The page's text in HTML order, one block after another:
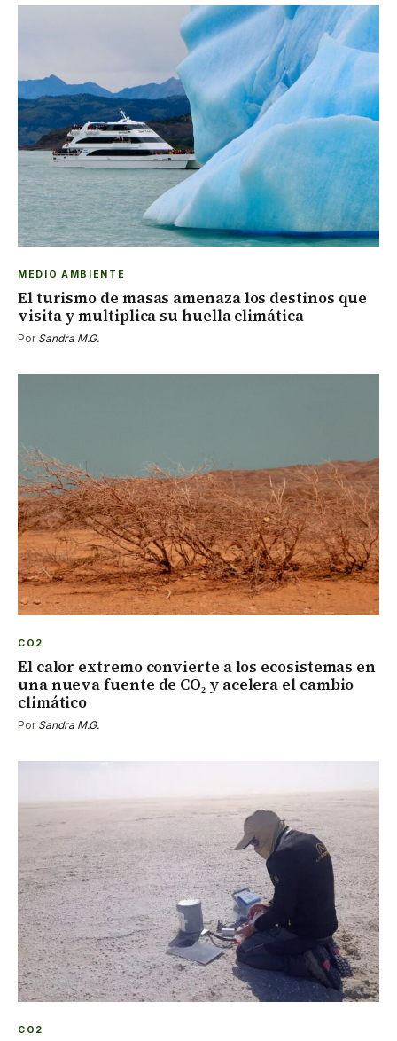
MEDIO AMBIENTE
El turismo de masas amenaza los destinos que
visita y multiplica su huella climática
Por Sandra M.G.
CO2
El calor extremo convierte a los ecosistemas en
una nueva fuente de CO₂ y acelera el cambio
climático
Por Sandra M.G.
CO2